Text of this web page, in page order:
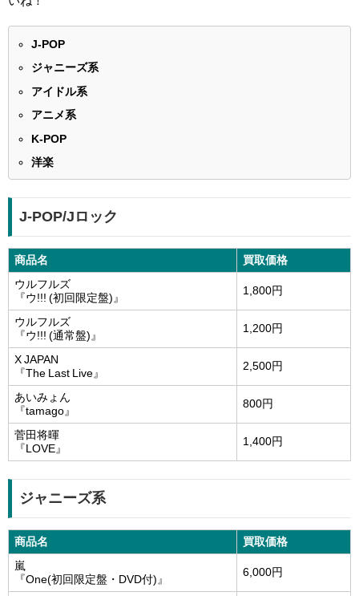
J-POP
ジャニーズ系
アイドル系
アニメ系
K-POP
洋楽
J-POP/Jロック
商品名 買取価格
ウルフルズ
『ウ!!! (初回限定盤)』
1,800円
ウルフルズ
『ウ!!! (通常盤)』
1,200円
X JAPAN
『The Last Live』
2,500円
あいみょん
『tamago』
800円
菅田将暉
『LOVE』
1,400円
ジャニーズ系
商品名 買取価格
嵐
『One(初回限定盤・DVD付)』
6,000円
×
まとめ売りキャンペーン実施